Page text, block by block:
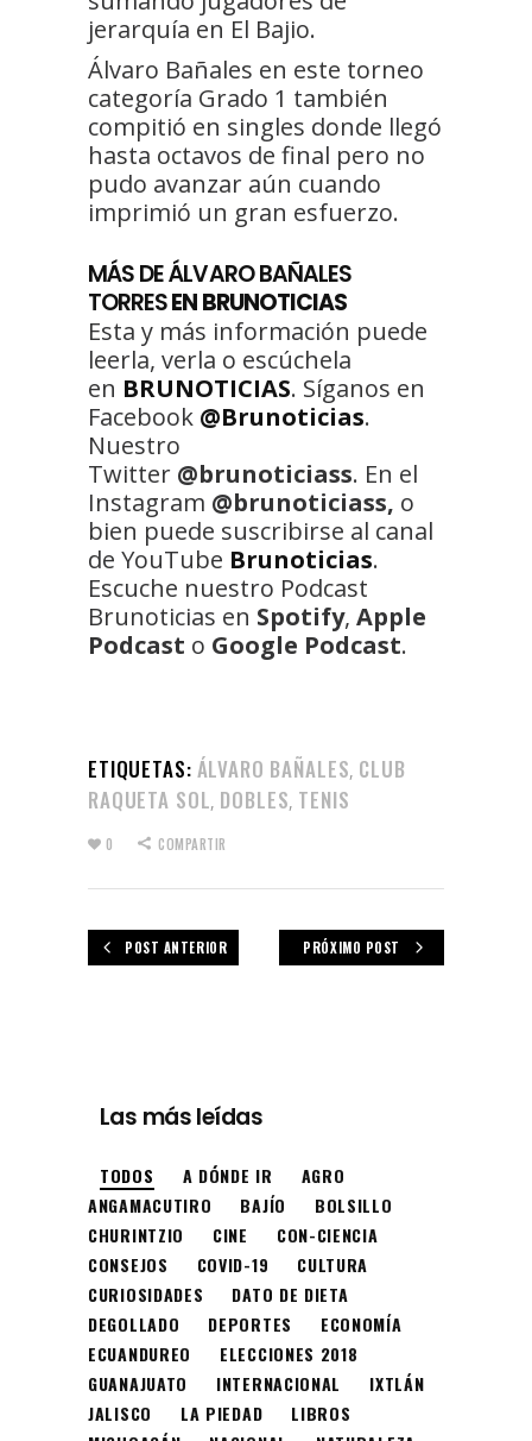
jerarquía en El Bajio.
Álvaro Bañales en este torneo
categoría Grado 1 también
compitió en singles donde llegó
hasta octavos de final pero no
pudo avanzar aún cuando
imprimió un gran esfuerzo.
MÁS DE ÁLVARO BAÑALES
TORRESEN BRUNOTICIAS
Esta y más información puede
leerla, verla o escúchela
en BRUNOTICIAS. Síganos en
Facebook @Brunoticias.
Nuestro
Twitter @brunoticiass. En el
Instagram @brunoticiass, o
bien puede suscribirse al canal
de YouTube Brunoticias.
Escuche nuestro Podcast
Brunoticias en Spotify, Apple
Podcast o Google Podcast.
ETIQUETAS: ÁLVARO BAÑALES, CLUB
RAQUETA SOL, DOBLES, TENIS
0 COMPARTIR
POST ANTERIOR PRÓXIMO POST
Las más leídas
TODOS A DÓNDE IR
AGRO
ANGAMACUTIRO
BAJÍO
BOLSILLO
CHURINTZIO
CINE
CON-CIENCIA
CONSEJOS
COVID-19
CULTURA
CURIOSIDADES
DATO DE DIETA
DEGOLLADO
DEPORTES
ECONOMÍA
ECUANDUREO
ELECCIONES 2018
GUANAJUATO
INTERNACIONAL
IXTLÁN
JALISCO
LA PIEDAD
LIBROS